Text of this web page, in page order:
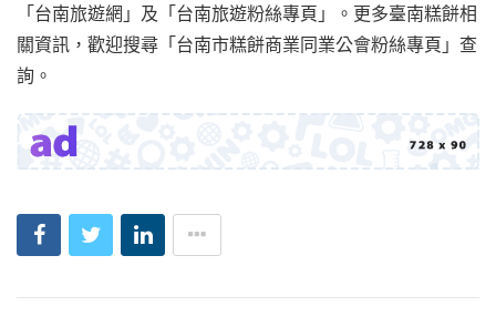
「台南旅遊網」及「台南旅遊粉絲專頁」。更多臺南糕餅相
關資訊，歡迎搜尋「台南市糕餅商業同業公會粉絲專頁」查
詢。